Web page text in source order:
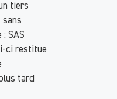
tiers
SAS
ci restitue
tard